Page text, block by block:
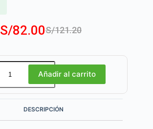
S/121.20
S/82.00
Añadir al carrito
DESCRIPCIÓN